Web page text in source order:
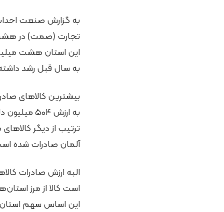
به گزارش صنعت
به سال قبل رشد
بیشترین کالاهای
به ارزش
ترتیب از دیگر کالاهای
آلمان صادرات شده‌
البه ارزش صادرات
است کالا از مرز
این اساس سهم استان تهران